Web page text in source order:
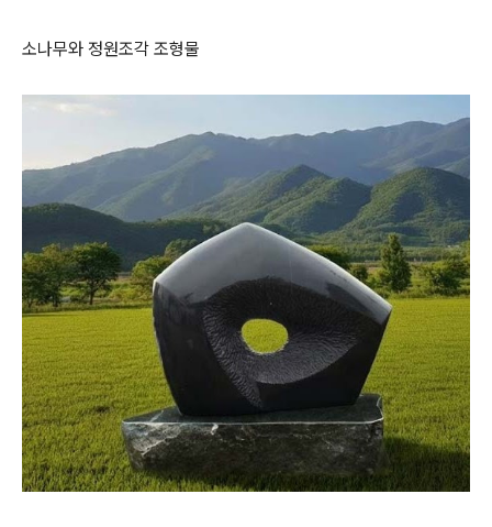
소나무와 정원조각 조형물